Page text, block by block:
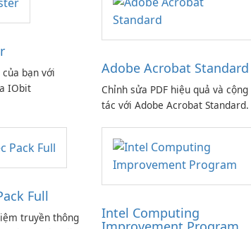
của bạn với
IObit
Adobe Acrobat Standard
Chỉnh sửa PDF hiệu quả và cộng
tác với Adobe Acrobat Standard.
Full
truyền thông
Intel Computing